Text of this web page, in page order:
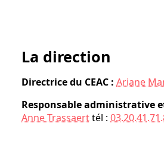
La direction
Directricedu CEAC : Ariane
Responsable administrative
Anne Trassaerttél :